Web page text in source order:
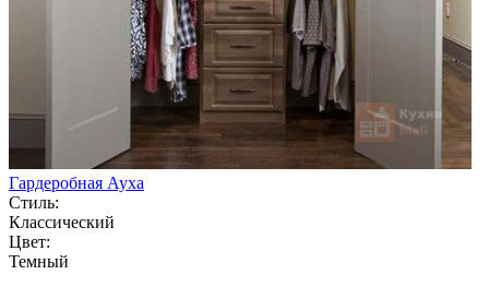
Гардеробная Ауха
Стиль:
Классический
Цвет:
Темный